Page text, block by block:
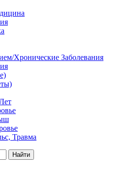
Хронические Заболевания
Травма
Найти